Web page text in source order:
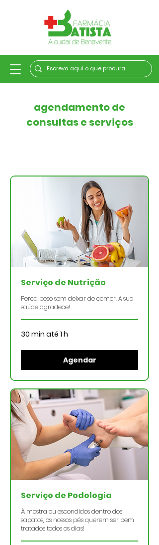
agendamento de
consultas e serviços
Serviço de Nutrição
Perca peso sem deixar de comer. A sua
saúde agradece!
30 min até 1 h
Agendar
Serviço de Podologia
À mostra ou escondidos dentro dos
sapatos, os nossos pés querem ser bem
tratados todos os dias!